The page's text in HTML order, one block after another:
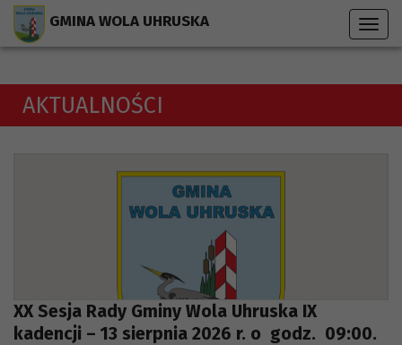
GMINA WOLA UHRUSKA
AKTUALNOŚCI
XX Sesja Rady Gminy Wola Uhruska IX
kadencji – 13 sierpnia 2026 r. o godz. 09:00.